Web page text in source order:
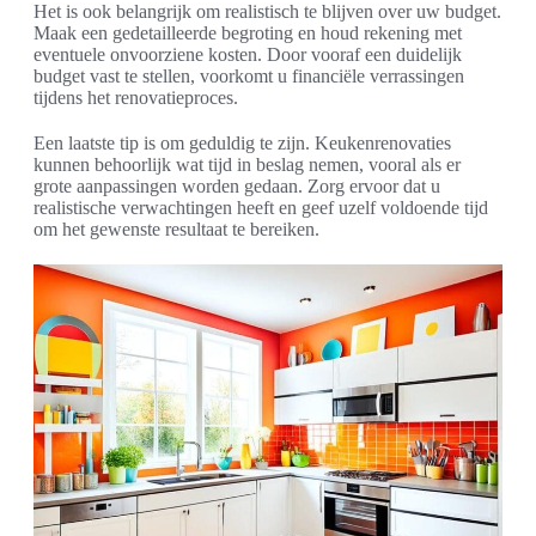
Het is ook belangrijk om realistisch te blijven over uw budget.
Maak een gedetailleerde begroting en houd rekening met
eventuele onvoorziene kosten. Door vooraf een duidelijk
budget vast te stellen, voorkomt u financiële verrassingen
tijdens het renovatieproces.
Een laatste tip is om geduldig te zijn. Keukenrenovaties
kunnen behoorlijk wat tijd in beslag nemen, vooral als er
grote aanpassingen worden gedaan. Zorg ervoor dat u
realistische verwachtingen heeft en geef uzelf voldoende tijd
om het gewenste resultaat te bereiken.